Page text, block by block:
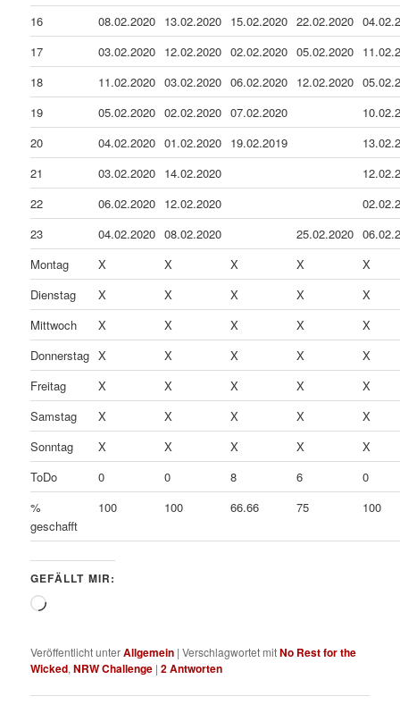
16
08.02.2020 13.02.2020 15.02.2020 22.02.2020
17
03.02.2020 12.02.2020 02.02.2020 05.02.2020
18
11.02.2020 03.02.2020 06.02.2020 12.02.2020
19
05.02.2020 02.02.2020 07.02.2020
20
04.02.2020 01.02.2020 19.02.2019
21
03.02.2020 14.02.2020
22
06.02.2020 12.02.2020
23
04.02.2020 08.02.2020 25.02.2020
Montag
X X X X
X
Dienstag
X X X X
X
Mittwoch
X X X X
X
Donnerstag X X X X
X
Freitag
X X X X
X
Samstag
X X X X
X
Sonntag
X X X X
X
ToDo
0 0 8 6
0
%
geschafft
100 100 66.66 75 100
GEFÄLLT MIR:
Wird
Veröffentlicht unterAllgemein |Verschlagwortet mitNo Rest for the
Wicked,NRW Challenge |2Antworten